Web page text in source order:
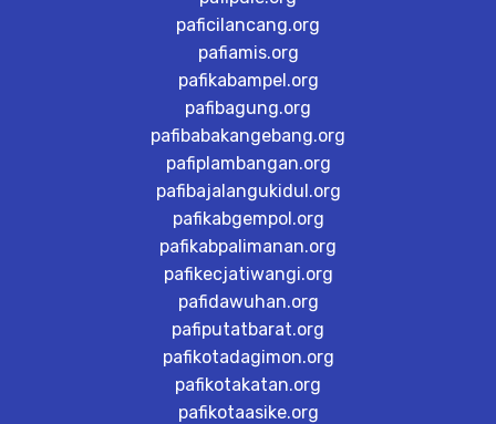
paficilancang.org
pafiamis.org
pafikabampel.org
pafibagung.org
pafibabakangebang.org
pafiplambangan.org
pafibajalangukidul.org
pafikabgempol.org
pafikabpalimanan.org
pafikecjatiwangi.org
pafidawuhan.org
pafiputatbarat.org
pafikotadagimon.org
pafikotakatan.org
pafikotaasike.org